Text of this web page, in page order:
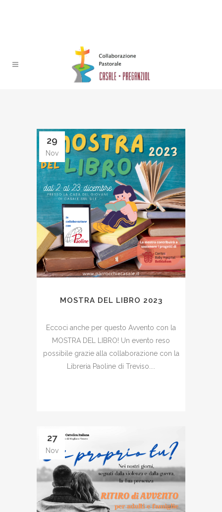
29
Nov
MOSTRA DEL LIBRO 2023
Eccoci anche per questo Avvento con la
MOSTRA DEL LIBRO! Un evento reso
possibile grazie alla collaborazione con la
Libreria Paoline di Treviso....
27
Nov